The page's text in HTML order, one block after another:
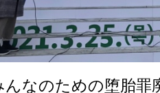
んなのための堕胎罪